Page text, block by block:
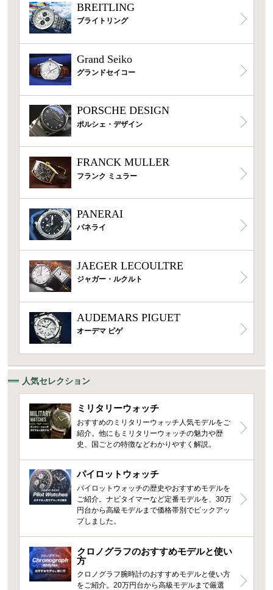
BREITLING
ブライトリング
Grand Seiko
グランドセイコー
PORSCHE DESIGN
ポルシェ・デザイン
FRANCK MULLER
フランク ミュラー
PANERAI
パネライ
JAEGER LECOULTRE
ジャガー・ルクルト
AUDEMARS PIGUET
オーデマ ピゲ
人気セレクション
ミリタリーウォッチ
おすすめのミリタリーウォッチ人気モデルをご
紹介。他にもミリタリーウォッチの魅力や歴
史、国ごとの特徴などわかりやすく解説。
パイロットウォッチ
パイロットウォッチの歴史やおすすめモデルを
ご紹介。ナビタイマーなど定番モデルを、30万
円台から高級モデルまで価格帯別でピックアッ
プしました。
クロノグラフのおすすめモデルと使い
方
クロノグラフ腕時計のおすすめモデルと使い方
をご紹介。20万円台から高級モデルまで厳選